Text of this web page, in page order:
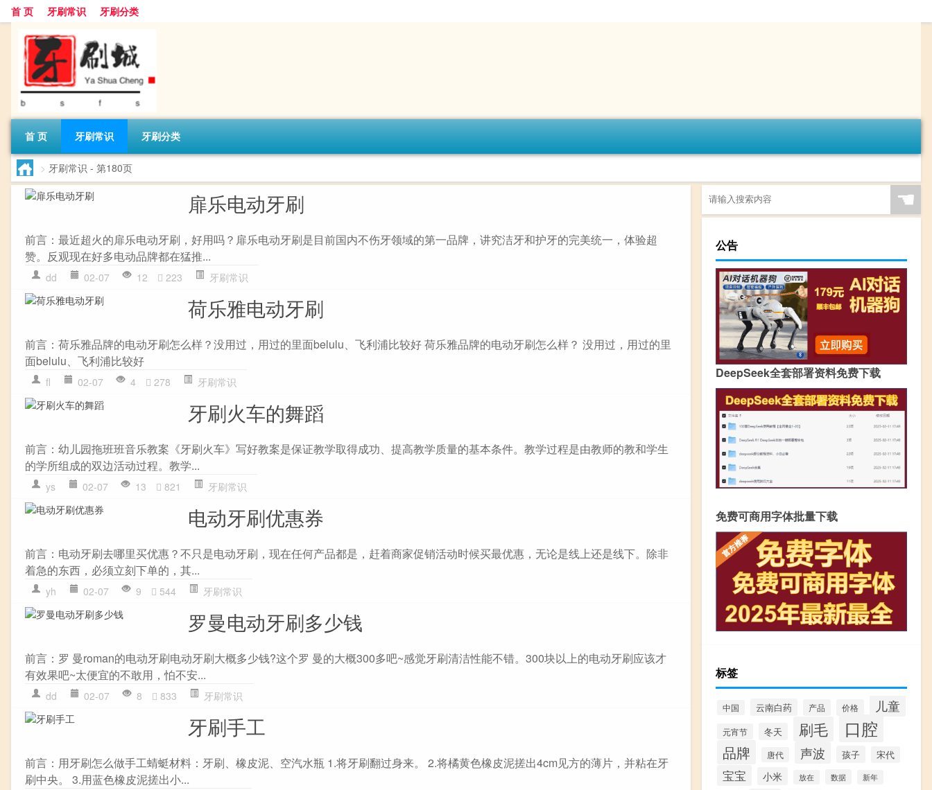
首 页 牙刷常识 牙刷分类
首 页 牙刷常识 牙刷分类
> 牙刷常识 - 第180页
扉乐电动牙刷
前言：最近超火的扉乐电动牙刷，好用吗？扉乐电动牙刷是目前国内不伤牙领域的第一品牌，讲究洁牙和护牙的完美统一，体验超
赞。反观现在好多电动品牌都在猛推...
dd 02-07 12 223 牙刷常识
荷乐雅电动牙刷
前言：荷乐雅品牌的电动牙刷怎么样？没用过，用过的里面belulu、飞利浦比较好 荷乐雅品牌的电动牙刷怎么样？ 没用过，用过的里
面belulu、飞利浦比较好
fl 02-07 4 278 牙刷常识
牙刷火车的舞蹈
前言：幼儿园拖班班音乐教案《牙刷火车》写好教案是保证教学取得成功、提高教学质量的基本条件。教学过程是由教师的教和学生
的学所组成的双边活动过程。教学...
ys 02-07 13 821 牙刷常识
电动牙刷优惠券
前言：电动牙刷去哪里买优惠？不只是电动牙刷，现在任何产品都是，赶着商家促销活动时候买最优惠，无论是线上还是线下。除非
着急的东西，必须立刻下单的，其...
yh 02-07 9 544 牙刷常识
罗曼电动牙刷多少钱
前言：罗 曼roman的电动牙刷电动牙刷大概多少钱?这个罗 曼的大概300多吧~感觉牙刷清洁性能不错。300块以上的电动牙刷应该才
有效果吧~太便宜的不敢用，怕不安...
dd 02-07 8 833 牙刷常识
牙刷手工
前言：用牙刷怎么做手工蜻蜓材料：牙刷、橡皮泥、空汽水瓶 1.将牙刷翻过身来。 2.将橘黄色橡皮泥搓出4cm见方的薄片，并粘在牙
刷中央。 3.用蓝色橡皮泥搓出小...
☚
公告
DeepSeek全套部署资料免费下载
免费可商用字体批量下载
标签
中国 云南白药 产品 价格 儿童
元宵节 冬天 刷毛 口腔
品牌 唐代 声波 孩子 宋代
宝宝 小米 放在 数据 新年